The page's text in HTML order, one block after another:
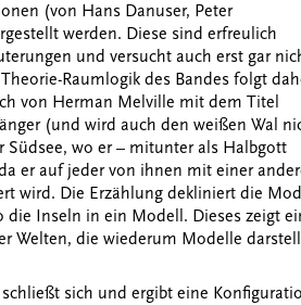
(von Hans Danuser, Peter
werden. Diese sind erfreulich
und versucht auch erst gar
Raumlogik des Bandes folgt
von Herman Melville mit dem Titel
(und wird auch den weißen Wal
wo er – mitunter als Halbgott
er auf jeder von ihnen mit einer
wird. Die Erzählung dekliniert die
die Inseln in ein Modell. Dieses zeigt
Welten, die wiederum Modelle
sich und ergibt eine